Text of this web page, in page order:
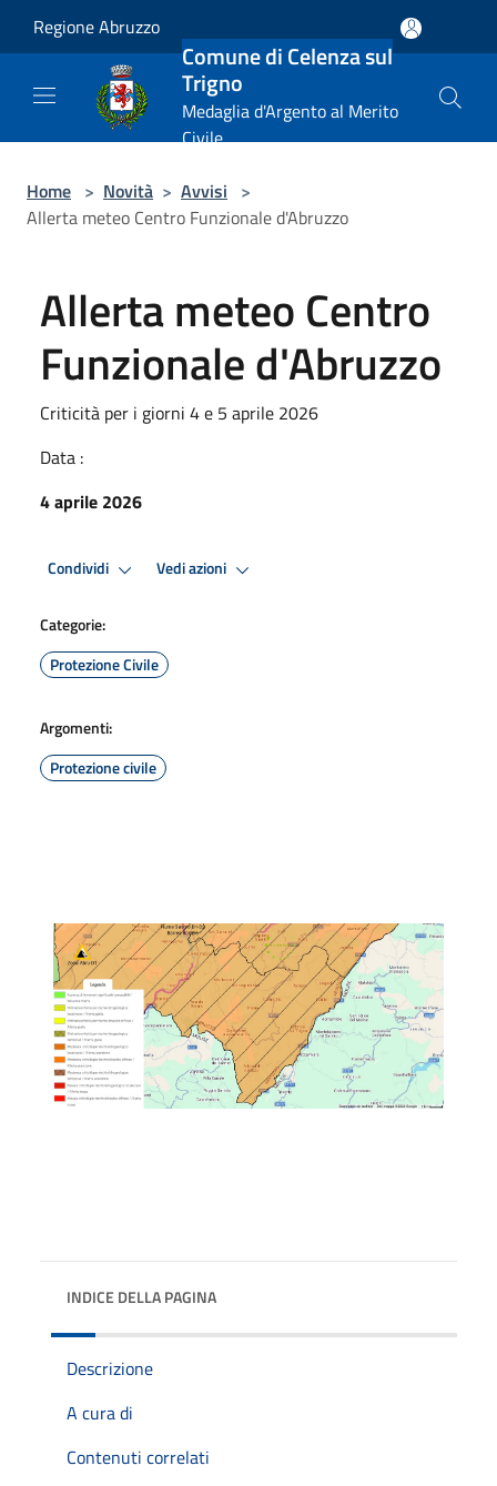
Regione Abruzzo
Comune di Celenza sul
Trigno
Medaglia d'Argento al Merito
Civile
Home > Novità > Avvisi >
Allerta meteo Centro Funzionale d'Abruzzo
Allerta meteo Centro
Funzionale d'Abruzzo
Criticità per i giorni 4 e 5 aprile 2026
Data :
4 aprile 2026
Condividi Vedi azioni
Categorie:
Protezione Civile
Argomenti:
Protezione civile
INDICE DELLA PAGINA
Descrizione
A cura di
Contenuti correlati